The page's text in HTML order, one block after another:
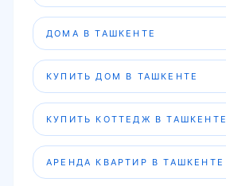
ДОМА В ТАШКЕНТЕ
КУПИТЬ ДОМ В ТАШКЕНТЕ
КУПИТЬ КОТТЕДЖ В ТАШКЕНТЕ
АРЕНДА КВАРТИР В ТАШКЕНТЕ